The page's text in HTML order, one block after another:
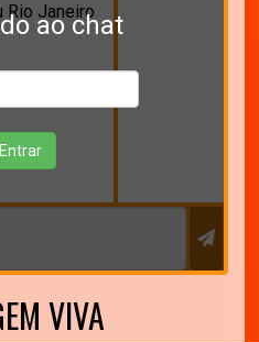
ao chat
Rio Janeiro
VIVA